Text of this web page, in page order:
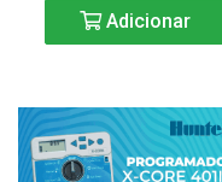
Adicionar